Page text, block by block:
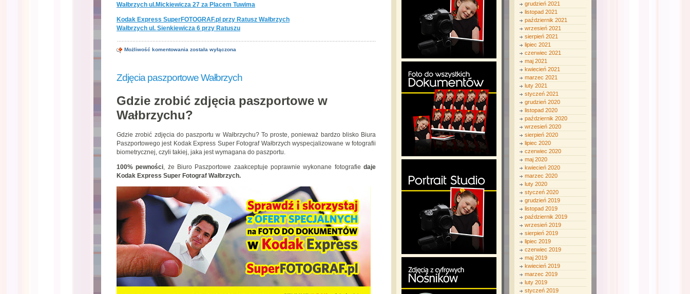
Wałbrzych ul.Mickiewicza 27 za Placem Tuwima
Kodak Express SuperFOTOGRAF.pl przy Ratusz Wałbrzych
Wałbrzych ul. Sienkiewicza 6 przy Ratuszu
Możliwość komentowania Zdjęcia
została wyłączona
Zdjęcia paszportowe Wałbrzych
Gdzie zrobić zdjęcia paszportowe w
Wałbrzychu?
Gdzie zrobić zdjęcia do paszportu w Wałbrzychu? To proste, ponieważ bardzo blisko Biura
Paszportowego jest Kodak Express Super Fotograf Wałbrzych wyspecjalizowane w fotografii
biometrycznej, czyli takiej, jaka jest wymagana do paszportu.
100% pewności, że Biuro Paszportowe zaakceptuje poprawnie wykonane fotografiedaje
Kodak Express Super Fotograf Wałbrzych.
grudzień 2021
listopad 2021
październik 2021
wrzesień 2021
sierpień 2021
lipiec 2021
czerwiec 2021
maj 2021
kwiecień 2021
marzec 2021
luty 2021
styczeń 2021
grudzień 2020
listopad 2020
październik 2020
wrzesień 2020
sierpień 2020
lipiec 2020
czerwiec 2020
maj 2020
kwiecień 2020
marzec 2020
luty 2020
styczeń 2020
grudzień 2019
listopad 2019
październik 2019
wrzesień 2019
sierpień 2019
lipiec 2019
czerwiec 2019
maj 2019
kwiecień 2019
marzec 2019
luty 2019
styczeń 2019